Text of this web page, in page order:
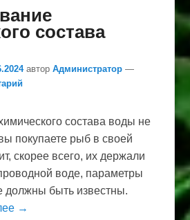
состава
авторАдминистратор —
состава воды не
покупаете рыб в своей
скорее всего, их держали
воде, параметры
должны быть известны.
→